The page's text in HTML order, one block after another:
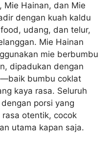
Mie Hainan, dan Mie
dengan kuah kaldu
udang, dan telur,
Mie Hainan
mie berbumbu
dipadukan dengan
bumbu coklat
kaya rasa. Seluruh
porsi yang
otentik, cocok
utama kapan saja.